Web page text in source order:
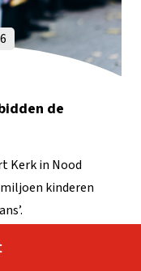
de
Kerk in Nood
kinderen